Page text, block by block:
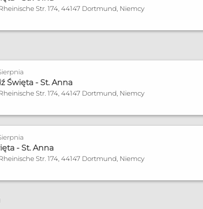
Str. 174, 44147 Dortmund, Niemcy
Święta - St. Anna
Str. 174, 44147 Dortmund, Niemcy
- St. Anna
Str. 174, 44147 Dortmund, Niemcy